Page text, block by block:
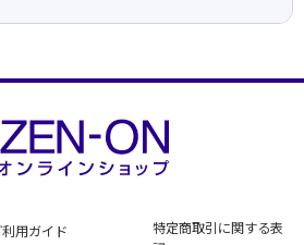
利用ガイド
特定商取引に関する表